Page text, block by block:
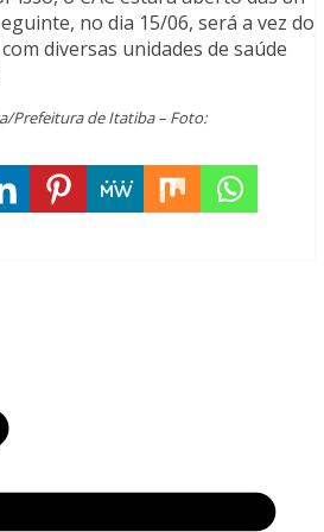
no dia 15/06, será a vez do
diversas unidades de saúde
Prefeitura de Itatiba – Foto: